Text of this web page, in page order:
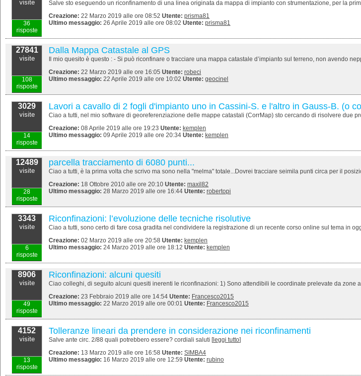
visite
36
risposte
Salve sto eseguendo un riconfinamento di una linea originata da mappa di impianto con strumentazione, per la
Creazione: 22 Marzo 2019 alle ore 08:52 Utente: prisma81
Ultimo messaggio: 26 Aprile 2019 alle ore 08:02 Utente: prisma81
27841
visite
108
risposte
Dalla Mappa Catastale al GPS
Il mio quesito è questo : - Si può riconfinare o tracciare una mappa catastale d’impianto sul terreno, non avendo
Creazione: 22 Marzo 2019 alle ore 16:05 Utente: robeci
Ultimo messaggio: 22 Aprile 2019 alle ore 10:02 Utente: geocinel
3029
visite
14
risposte
Lavori a cavallo di 2 fogli d'impianto uno in Cassini-S. e l'altro in Gauss-B. (o
Ciao a tutti, nel mio software di georeferenziazione delle mappe catastali (CorrMap) sto cercando di risolvere
Creazione: 08 Aprile 2019 alle ore 19:23 Utente: kemplen
Ultimo messaggio: 09 Aprile 2019 alle ore 20:34 Utente: kemplen
12489
visite
28
risposte
parcella tracciamento di 6080 punti...
Ciao a tutti, è la prima volta che scrivo ma sono nella "melma" totale...Dovrei tracciare seimila punti circa per il
Creazione: 18 Ottobre 2010 alle ore 20:10 Utente: maxil82
Ultimo messaggio: 28 Marzo 2019 alle ore 16:44 Utente: robertopi
3343
visite
6
risposte
Riconfinazioni: l’evoluzione delle tecniche risolutive
Ciao a tutti, sono certo di fare cosa gradita nel condividere la registrazione di un recente corso online sul tema in
Creazione: 02 Marzo 2019 alle ore 20:58 Utente: kemplen
Ultimo messaggio: 24 Marzo 2019 alle ore 18:12 Utente: kemplen
8906
visite
49
risposte
Riconfinazioni: alcuni quesiti
Ciao colleghi, di seguito alcuni quesiti inerenti le riconfinazioni: 1) Sono attendibili le coordinate prelevate da
Creazione: 23 Febbraio 2019 alle ore 14:54 Utente: Francesco2015
Ultimo messaggio: 22 Marzo 2019 alle ore 00:01 Utente: Francesco2015
4152
visite
13
risposte
Tolleranze lineari da prendere in considerazione nei riconfinamenti
Salve ante circ. 2/88 quali potrebbero essere? cordiali saluti [leggi tutto]
Creazione: 13 Marzo 2019 alle ore 16:58 Utente: SIMBA4
Ultimo messaggio: 16 Marzo 2019 alle ore 12:59 Utente: rubino